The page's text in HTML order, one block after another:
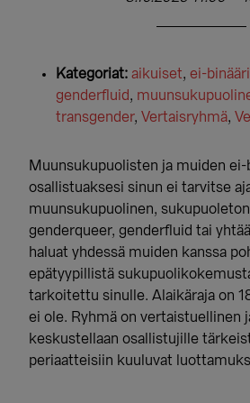
Kategoriat: aikuiset,ei-binääri
genderfluid,
transgender,Vertaisryhmä,
Muunsukupuolisten ja muiden ei-
osallistuaksesi sinun ei tarvitse
muunsukupuolinen,
genderqueer, genderfluid tai
haluat yhdessä muiden kanssa
epätyypillistä
tarkoitettu sinulle. Alaikäraja on
ei ole. Ryhmä on vertaistuellinen
keskustellaan osallistujille
periaatteisiin kuuluvat